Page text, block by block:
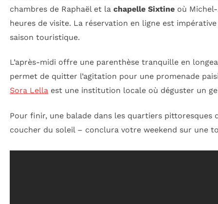
chambres de Raphaël et la chapelle Sixtine où
heures de visite. La réservation en ligne est
saison touristique.
L’après-midi offre une parenthèse tranquille en
permet de quitter l’agitation pour une promenade
Sora Lella est une institution locale où déguster un
Pour finir, une balade dans les quartiers
coucher du soleil – conclura votre weekend sur une